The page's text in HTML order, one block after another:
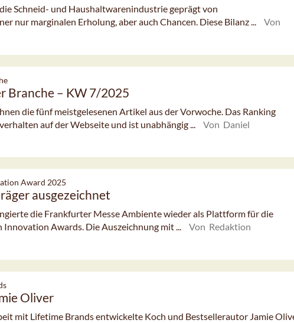
Schneid- und Haushaltwarenindustrie geprägt von
nur marginalen Erholung, aber auch Chancen. Diese Bilanz ...
Von
Branche – KW 7/2025
die fünf meistgelesenen Artikel aus der Vorwoche. Das Ranking
auf der Webseite und ist unabhängig ...
Von Daniel
Award 2025
ausgezeichnet
die Frankfurter Messe Ambiente wieder als Plattform für die
Innovation Awards. Die Auszeichnung mit ...
Von Redaktion
Oliver
mit Lifetime Brands entwickelte Koch und Bestsellerautor Jamie